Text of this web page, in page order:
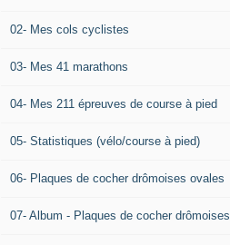
02- Mes cols cyclistes
03- Mes 41 marathons
04- Mes 211 épreuves de course à pied
05- Statistiques (vélo/course à pied)
06- Plaques de cocher drômoises ovales
07- Album - Plaques de cocher drômoises